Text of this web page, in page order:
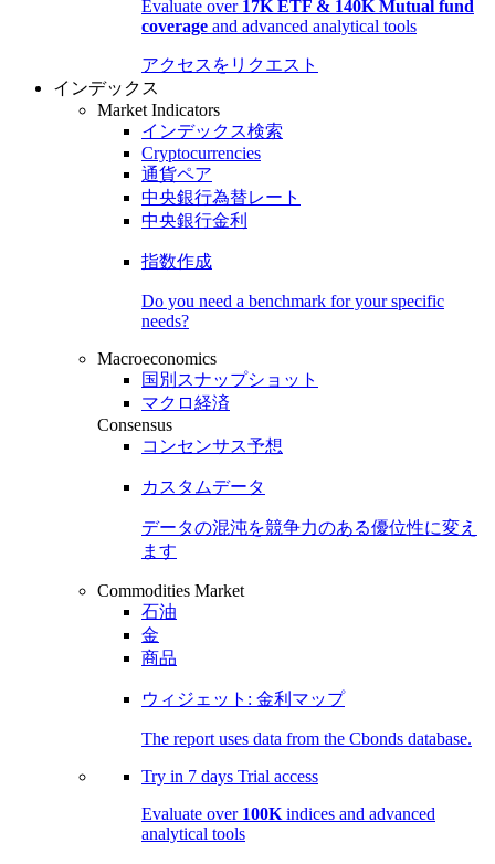
Evaluate over 17K ETF & 140K Mutual fund
coverage and advanced analytical tools
アクセスをリクエスト
インデックス
Market Indicators
インデックス検索
Cryptocurrencies
通貨ペア
中央銀行為替レート
中央銀行金利
指数作成
Do you need a benchmark for your specific
needs?
Macroeconomics
国別スナップショット
マクロ経済
Consensus
コンセンサス予想
カスタムデータ
データの混沌を競争力のある優位性に変え
ます
Commodities Market
石油
金
商品
ウィジェット: 金利マップ
The report uses data from the Cbonds database.
Try in 7 days Trial access
Evaluate over 100K indices and advanced
analytical tools